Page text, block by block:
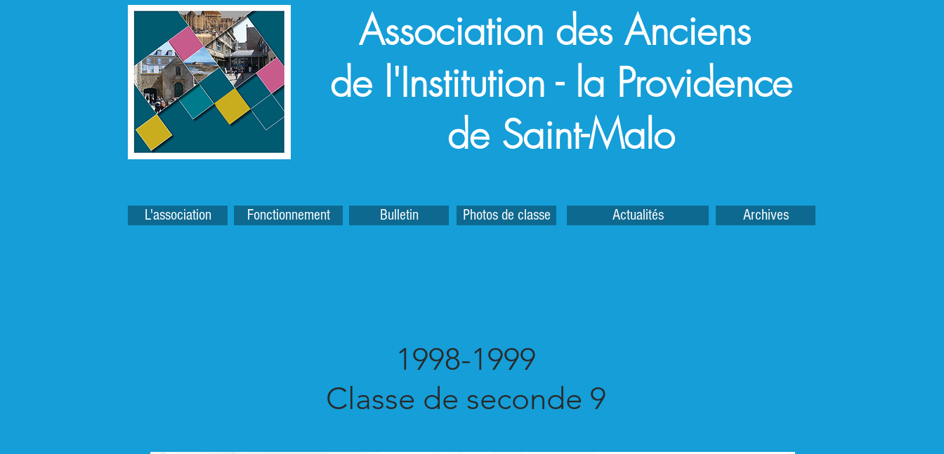
Association des Anciens
de l'Institution - la Providence
de Saint-Malo
L'association Fonctionnement Bulletin Photos de classe Actualités Archives
1998-1999
Classe de seconde 9